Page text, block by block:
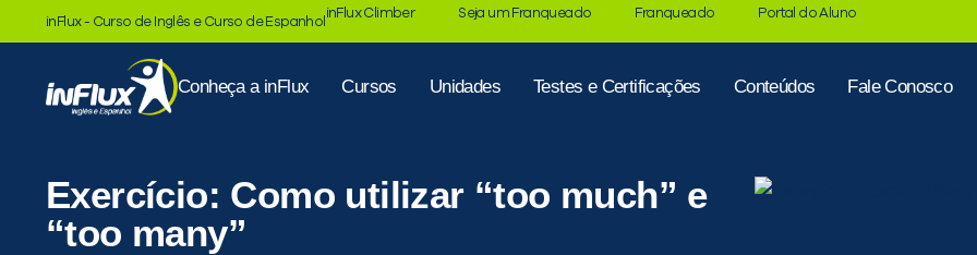
inFlux - Curso de Inglês e Curso de Espanhol
inFlux Climber Seja um Franqueado Franqueado Portal do Aluno
Conheça a inFlux Cursos Unidades Testes e Certificações Conteúdos Fale Conosco
Exercício: Como utilizar “too much” e
“too many”